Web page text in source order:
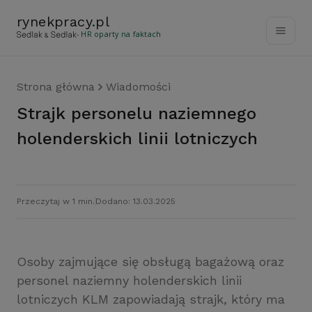
rynekpracy.pl
- HR oparty na faktach
Strona główna Wiadomości
Strajk personelu naziemnego
holenderskich linii lotniczych
Przeczytaj w 1 min. Dodano: 13.03.2025
Osoby zajmujące się obsługą bagażową oraz
personel naziemny holenderskich linii
lotniczych KLM zapowiadają strajk, który ma